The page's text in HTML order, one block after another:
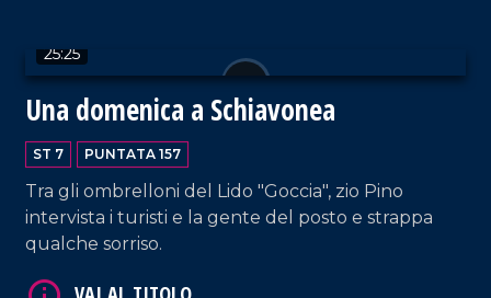
25:25
Una domenica a Schiavonea
ST 7 PUNTATA 157
Tra gli ombrelloni del Lido "Goccia", zio Pino
intervista i turisti e la gente del posto e strappa
qualche sorriso.
VAI AL TITOLO